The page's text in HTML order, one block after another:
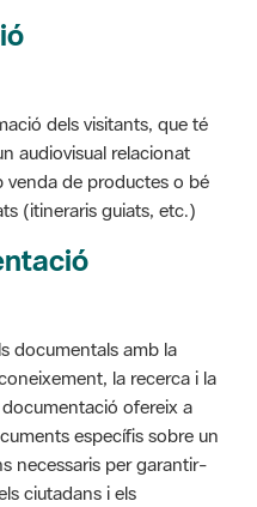
dels visitants, que té
audiovisual relacionat
de productes o bé
(itineraris guiats, etc.)
documentals amb la
la recerca i la
ofereix a
específis sobre un
necessaris per garantir-
ciutadans i els